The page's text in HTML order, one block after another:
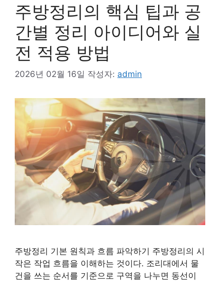
주방정리의 핵심 팁과 공
간별 정리 아이디어와 실
전 적용 방법
2026년 02월 16일 작성자: admin
주방정리 기본 원칙과 흐름 파악하기 주방정리의 시
작은 작업 흐름을 이해하는 것이다. 조리대에서 물
건을 쓰는 순서를 기준으로 구역을 나누면 동선이